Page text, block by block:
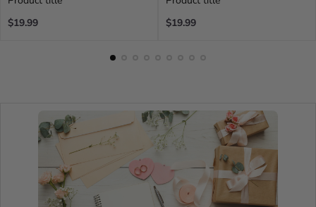
Regular
$19.99
Regular
$19.99